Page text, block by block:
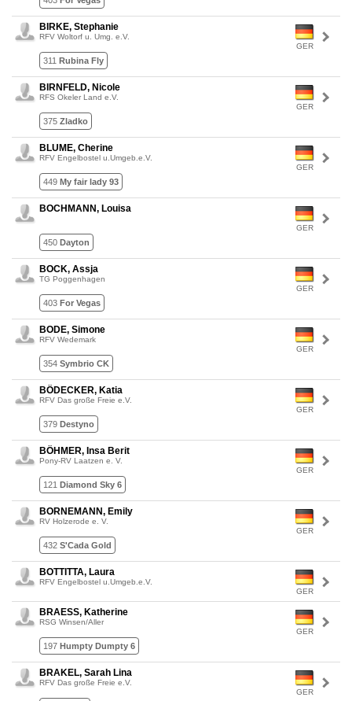
GER
BIRKE, Stephanie
RFV Woltorf u. Umg. e.V.
311 Rubina Fly
GER
BIRNFELD, Nicole
RFS Okeler Land e.V.
375 Zladko
GER
BLUME, Cherine
RFV Engelbostel u.Umgeb.e.V.
449 My fair lady 93
GER
BOCHMANN, Louisa
450 Dayton
GER
BOCK, Assja
TG Poggenhagen
403 For Vegas
GER
BODE, Simone
RFV Wedemark
354 Symbrio CK
GER
BÖDECKER, Katia
RFV Das große Freie e.V.
379 Destyno
GER
BÖHMER, Insa Berit
Pony-RV Laatzen e. V.
121 Diamond Sky 6
GER
BORNEMANN, Emily
RV Holzerode e. V.
432 S'Cada Gold
GER
BOTTITTA, Laura
RFV Engelbostel u.Umgeb.e.V.
GER
BRAESS, Katherine
RSG Winsen/Aller
197 Humpty Dumpty 6
GER
BRAKEL, Sarah Lina
RFV Das große Freie e.V.